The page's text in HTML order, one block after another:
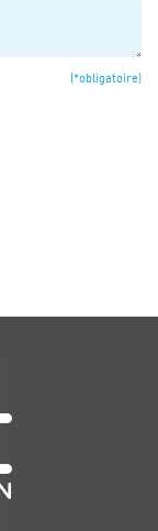
(*obligatoire)